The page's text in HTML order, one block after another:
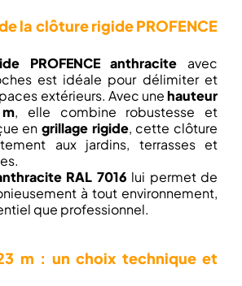
la clôture rigide PROFENCE
PROFENCE anthracite avec
est idéale pour délimiter et
extérieurs. Avec unehauteur
, elle combine robustesse et
en grillage rigide, cette clôture
aux jardins, terrasses et
RAL 7016 lui permet de
à tout environnement,
que professionnel.
m : un choix technique et